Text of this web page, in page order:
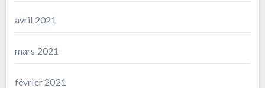
avril 2021
mars 2021
février 2021